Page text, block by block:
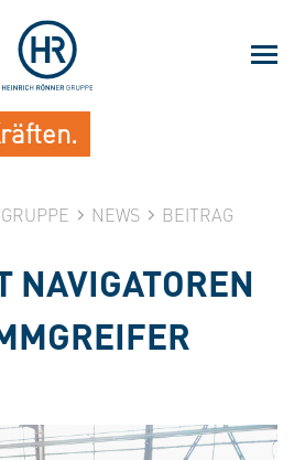
NEWS BEITRAG
NAVIGATOREN